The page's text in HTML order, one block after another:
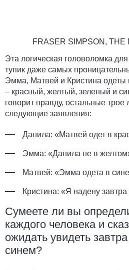
FRASER SIMPSON, THE
Эта логическая головоломка
тупик даже самых
Эмма, Матвей и Кристина одеты
– красный, желтый, зеленый и
говорит правду, остальные трое
следующие заявления:
Данила: «Матвей одет в
Эмма: «Данила не в
Матвей: «Эмма одета в
Кристина: «Я надену завтра
Сумеете ли вы
каждого человека и
ожидать увидеть
синем?